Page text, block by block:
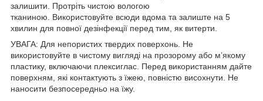
залишити. Протріть чистою вологою
тканиною. Використовуйте всюди вдома та залиште на 5
хвилин для повної дезінфекції перед тим, як витерти.
УВАГА: Для непористих твердих поверхонь. Не
використовуйте в чистому вигляді на прозорому або м’якому
пластику, включаючи плексиглас. Перед використанням дайте
поверхням, які контактують з їжею, повністю висохнути. Не
наносити безпосередньо на їжу.